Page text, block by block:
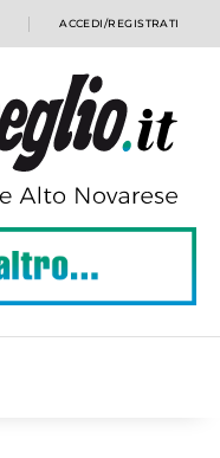
ACCEDI/REGISTRATI